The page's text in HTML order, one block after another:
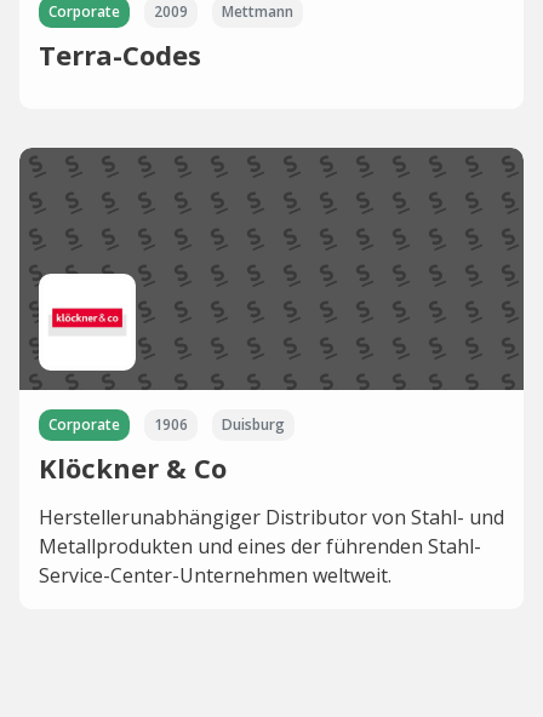
Corporate 2009 Mettmann
Terra-Codes
Corporate 1906 Duisburg
Klöckner & Co
Herstellerunabhängiger Distributor von Stahl- und
Metallprodukten und eines der führenden Stahl-
Service-Center-Unternehmen weltweit.